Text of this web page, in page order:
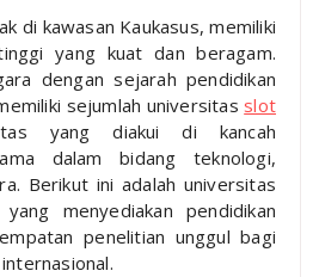
di kawasan Kaukasus, memiliki
yang kuat dan beragam.
dengan sejarah pendidikan
sejumlah universitas slot
yang diakui di kancah
dalam bidang teknologi,
Berikut ini adalah universitas
menyediakan pendidikan
penelitian unggul bagi